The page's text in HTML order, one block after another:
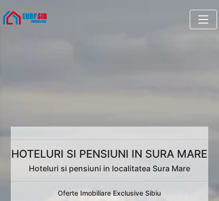
HOTELURI SI PENSIUNI IN SURA MARE
Hoteluri si pensiuni in localitatea Sura Mare
Oferte Imobiliare Exclusive Sibiu